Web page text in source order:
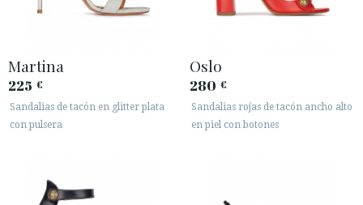
Martina
225 €
Sandalias de tacón en glitter plata
con pulsera
Oslo
280 €
Sandalias rojas de tacón ancho alto
en piel con botones